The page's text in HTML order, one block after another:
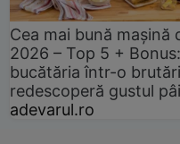
Cea mai bună mașină
2026 – Top 5 +
bucătăria într-o
redescoperă gustul
adevarul.ro